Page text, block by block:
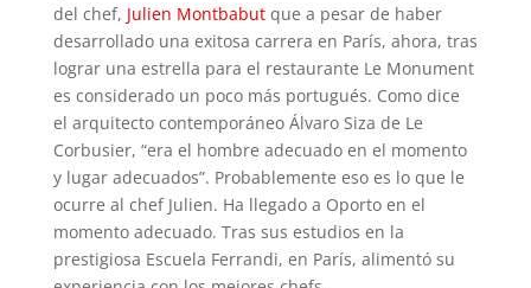
del chef, Julien Montbabutque a pesar de haber
desarrollado una exitosa carrera en París, ahora, tras
lograr una estrella para el restaurante Le Monument
es considerado un poco más portugués. Como dice
el arquitecto contemporáneo Álvaro Siza de Le
Corbusier, “era el hombre adecuado en el momento
y lugar adecuados”. Probablemente eso es lo que le
ocurre al chef Julien. Ha llegado a Oporto en el
momento adecuado. Tras sus estudios en la
prestigiosa Escuela Ferrandi, en París, alimentó su